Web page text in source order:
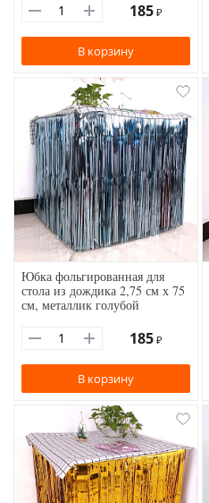
185 ₽
В корзину
Юбка фольгированная для
стола из дождика 2,75 см х 75
см, металлик голубой
185 ₽
В корзину